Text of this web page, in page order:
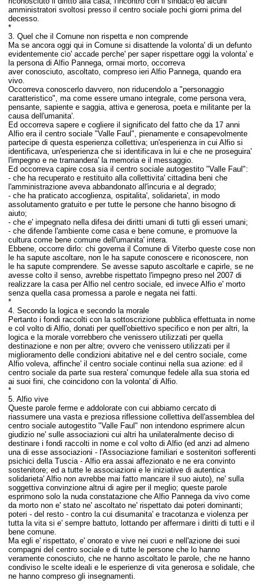
amministratori svoltosi presso il centro sociale pochi giorni prima del
decesso.
*
3. Quel che il Comune non rispetta e non comprende
Ma se ancora oggi qui in Comune si disattende la volonta' di un defunto
evidentemente cio' accade perche' per saper rispettare oggi la volonta' e
la persona di Alfio Pannega, ormai morto, occorreva
aver conosciuto, ascoltato, compreso ieri Alfio Pannega, quando era
vivo.
Occorreva conoscerlo davvero, non riducendolo a "personaggio
caratteristico", ma come essere umano integrale, come persona vera,
pensante, sapiente e saggia, attiva e generosa, poeta e militante per la
causa dell'umanita'.
Ed occorreva sapere e cogliere il significato del fatto che da 17 anni
Alfio era il centro sociale "Valle Faul", pienamente e consapevolmente
partecipe di questa esperienza collettiva; un'esperienza in cui Alfio si
identificava, un'esperienza che si identificava in lui e che ne proseguira'
l'impegno e ne tramandera' la memoria e il messaggio.
Ed occorreva capire cosa sia il centro sociale autogestito "Valle Faul":
- che ha recuperato e restituito alla collettivita' cittadina beni che
l'amministrazione aveva abbandonato all'incuria e al degrado;
- che ha praticato accoglienza, ospitalita', solidarieta', in modo
assolutamento gratuito e per tutte le persone che hanno bisogno di
aiuto;
- che e' impegnato nella difesa dei diritti umani di tutti gli esseri umani;
- che difende l'ambiente come casa e bene comune, e promuove la
cultura come bene comune dell'umanita' intera.
Ebbene, occorre dirlo: chi governa il Comune di Viterbo queste cose non
le ha sapute ascoltare, non le ha sapute conoscere e riconoscere, non
le ha sapute comprendere. Se avesse saputo ascoltarle e capirle, se ne
avesse colto il senso, avrebbe rispettato l'impegno preso nel 2007 di
realizzare la casa per Alfio nel centro sociale, ed invece Alfio e' morto
senza quella casa promessa a parole e negata nei fatti.
*
4. Secondo la logica e secondo la morale
Pertanto i fondi raccolti con la sottoscrizione pubblica effettuata in nome
e col volto di Alfio, donati per quell'obiettivo specifico e non per altri, la
logica e la morale vorrebbero che venissero utilizzati per quella
destinazione e non per altre; ovvero che venissero utilizzati per il
miglioramento delle condizioni abitative nel e del centro sociale, come
Alfio voleva, affinche' il centro sociale continui nella sua azione: ed il
centro sociale da parte sua restera' comunque fedele alla sua storia ed
ai suoi fini, che coincidono con la volonta' di Alfio.
*
5. Alfio vive
Queste parole ferme e addolorate con cui abbiamo cercato di
riassumere una vasta e preziosa riflessione collettiva dell'assemblea del
centro sociale autogestito "Valle Faul" non intendono esprimere alcun
giudizio ne' sulle associazioni cui altri ha unilateralmente deciso di
destinare i fondi raccolti in nome e col volto di Alfio (ed anzi ad almeno
una di esse associazioni - l'Associazione familiari e sostenitori sofferenti
psichici della Tuscia - Alfio era assai affezionato e ne era convinto
sostenitore; ed a tutte le associazioni e le iniziative di autentica
solidarieta' Alfio non avrebbe mai fatto mancare il suo aiuto), ne' sulla
soggettiva convinzione altrui di agire per il meglio; queste parole
esprimono solo la nuda constatazione che Alfio Pannega da vivo come
da morto non e' stato ne' ascoltato ne' rispettato dai poteri dominanti;
poteri - del resto - contro la cui disumanita' e tracotanza e violenza per
tutta la vita si e' sempre battuto, lottando per affermare i diritti di tutti e il
bene comune.
Ma egli e' rispettato, e' onorato e vive nei cuori e nell'azione dei suoi
compagni del centro sociale e di tutte le persone che lo hanno
veramente conosciuto, che ne hanno ascoltato le parole, che ne hanno
condiviso le scelte ideali e le esperienze di vita generosa e solidale, che
ne hanno compreso gli insegnamenti.